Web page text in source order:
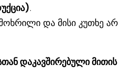
.
და მისი კუთხე არ
დაკავშირებული მითის